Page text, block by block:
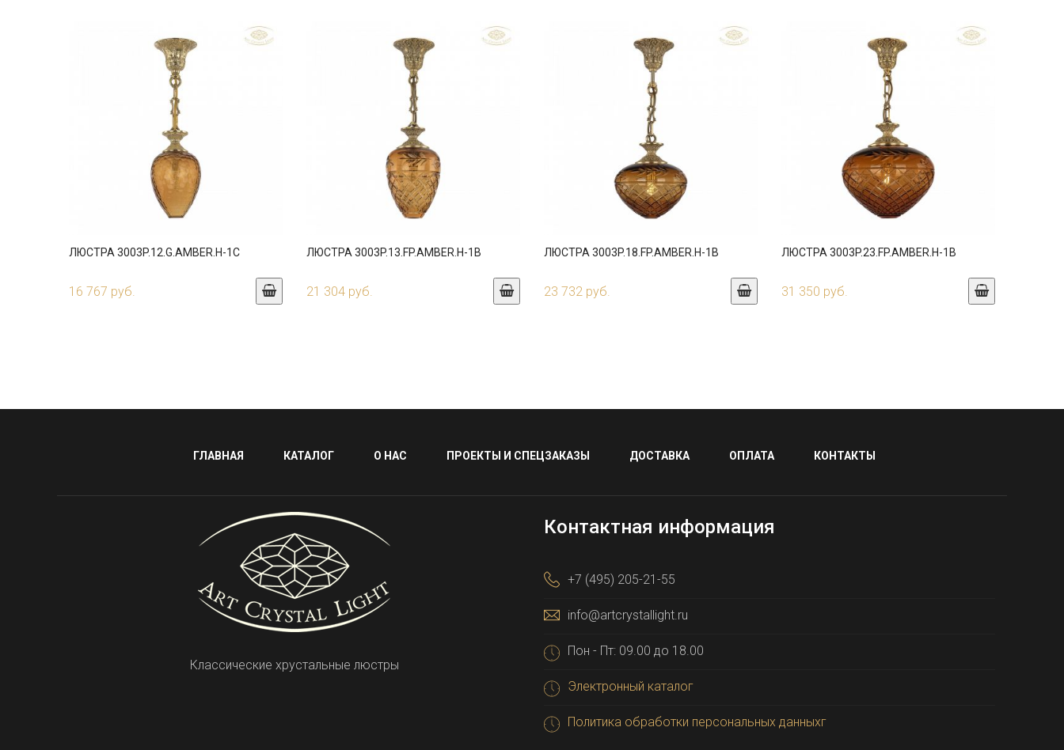
ЛЮСТРА 3003P.12.G.AMBER.H-1C
16 767 руб.
ЛЮСТРА 3003P.13.FP.AMBER.H-1B
21 304 руб.
ЛЮСТРА 3003P.18.FP.AMBER.H-1B
23 732 руб.
ЛЮСТРА 3003P.23.FP.AMBER.H-1B
31 350 руб.
ГЛАВНАЯ КАТАЛОГ О НАС ПРОЕКТЫ И СПЕЦЗАКАЗЫ ДОСТАВКА ОПЛАТА КОНТАКТЫ
Классические хрустальные люстры
Контактная информация
+7 (495) 205-21-55
info@artcrystallight.ru
Пон - Пт: 09.00 до 18.00
Электронный каталог
Политика обработки персональных данныхг